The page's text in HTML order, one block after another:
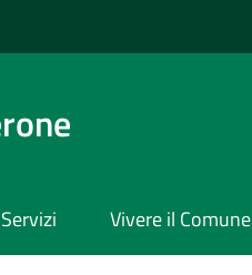
Servizi Vivere il Comune